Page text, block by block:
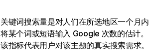
关键词搜索量是对人们在所选地区一个月内
将某个词或短语输入 Google 次数的估计。
该指标代表用户对该主题的真实搜索需求。